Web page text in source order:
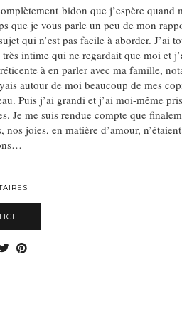
bidon que j’espère quand
que je vous parle un peu de mon
qui n’est pas facile à aborder. J’ai
très intime qui ne regardait que moi et
à en parler avec ma famille,
autour de moi beaucoup de mes
Puis j’ai grandi et j’ai moi-même
Je me suis rendue compte que
nos joies, en matière d’amour,